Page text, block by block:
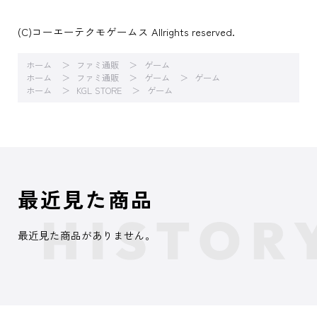
(C)コーエーテクモゲームス Allrights reserved.
ホーム ファミ通販
ゲーム
ホーム
ファミ通販 ゲーム
ゲーム
ホーム
KGL STORE ゲーム
最近見た商品
最近見た商品がありません。